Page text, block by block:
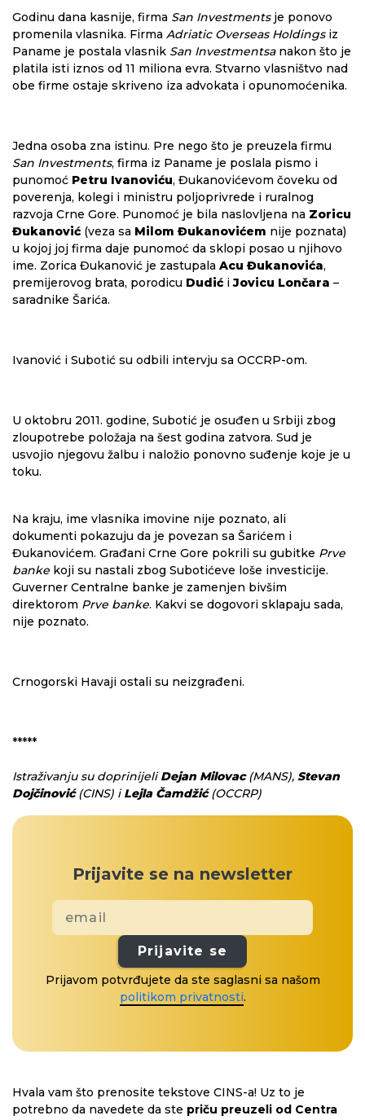
Godinu dana kasnije, firma San Investmentsje ponovo
promenila vlasnika. Firma Adriatic Overseas Holdings iz
Paname je postala vlasnik San Investmentsanakon što je
platila isti iznos od 11 miliona evra. Stvarno vlasništvo nad
obe firme ostaje skriveno iza advokata i opunomoćenika.
Jedna osoba zna istinu. Pre nego što je preuzela firmu
San Investments, firma iz Paname je poslala pismo i
punomoć Petru Ivanoviću, Đukanovićevom čoveku od
poverenja, kolegi i ministru poljoprivrede i ruralnog
razvoja Crne Gore. Punomoć je bila naslovljena na Zoricu
Đukanović (veza sa Milom Đukanovićem nije poznata)
u kojoj joj firma daje punomoć da sklopi posao u njihovo
ime. Zorica Đukanović je zastupala Acu Đukanovića,
premijerovog brata, porodicu Dudić iJovicu Lončara –
saradnike Šarića.
Ivanović i Subotić su odbili intervju sa OCCRP-om.
U oktobru 2011. godine, Subotić je osuđen u Srbiji zbog
zloupotrebe položaja na šest godina zatvora. Sud je
usvojio njegovu žalbu i naložio ponovno suđenje koje je u
toku.
Na kraju, ime vlasnika imovine nije poznato, ali
dokumenti pokazuju da je povezan sa Šarićem i
Đukanovićem. Građani Crne Gore pokrili su gubitke Prve
banke koji su nastali zbog Subotićeve loše investicije.
Guverner Centralne banke je zamenjen bivšim
direktorom Prve banke. Kakvi se dogovori sklapaju sada,
nije poznato.
Crnogorski Havaji ostali su neizgrađeni.
*****
Istraživanju su doprinijeliDejan Milovac(MANS), Stevan
Dojčinović(CINS) iLejla Čamdžić(OCCRP)
Prijavite se na newsletter
Prijavite se
Prijavom potvrđujete da ste saglasni sa našom
politikom privatnosti.
Hvala vam što prenosite tekstove CINS-a! Uz to je
potrebno da navedete da ste priču preuzeli od Centra